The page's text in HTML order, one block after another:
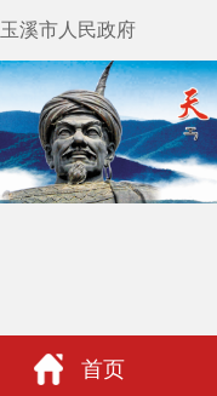
玉溪市人民政府
首页